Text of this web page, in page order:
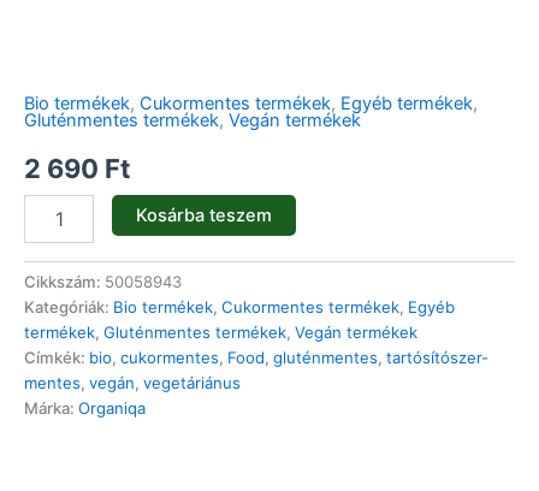
Bio termékek, Cukormentes termékek, Egyéb termékek,
Gluténmentes termékek, Vegán termékek
2 690 Ft
Kosárba teszem
Cikkszám: 50058943
Kategóriák: Bio termékek, Cukormentes termékek, Egyéb
termékek, Gluténmentes termékek, Vegán termékek
Címkék: bio, cukormentes, Food, gluténmentes, tartósítószer-
mentes, vegán, vegetáriánus
Márka: Organiqa